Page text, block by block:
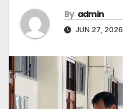
By admin
JUN 27, 2026